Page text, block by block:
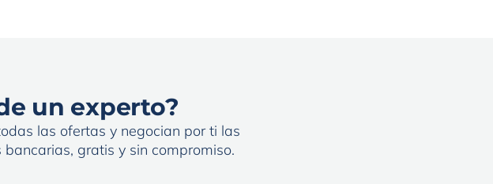
un experto?
las ofertas y negocian por ti las
gratis y sin compromiso.